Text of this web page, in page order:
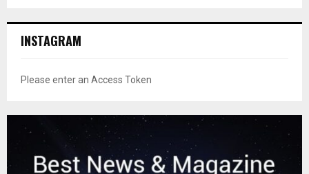
INSTAGRAM
Please enter an Access Token